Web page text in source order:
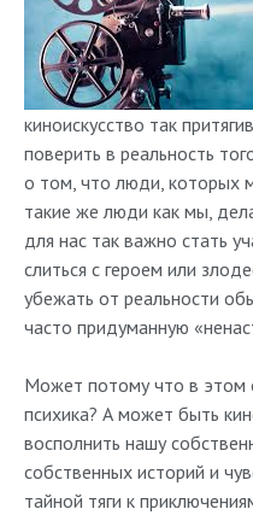
киноискусство так
поверить в реальность
о том, что люди, которых
такие же люди как мы,
для нас так важно стать
слиться с героем или
убежать от реальности
часто придуманную
Может потому что в этом
психика? А может быть
восполнить нашу
собственных историй и
тайной тяги к